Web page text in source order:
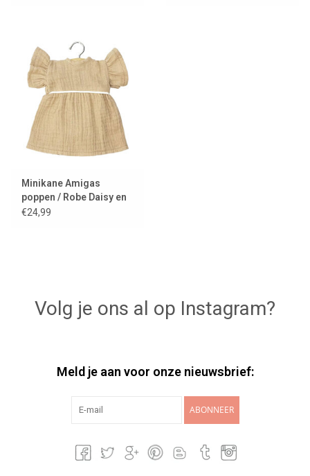
Minikane Amigas
poppen / Robe Daisy en
gaze de coton latté avec
€24,99
Volg je ons al op Instagram?
Meld je aan voor onze nieuwsbrief:
ABONNEER